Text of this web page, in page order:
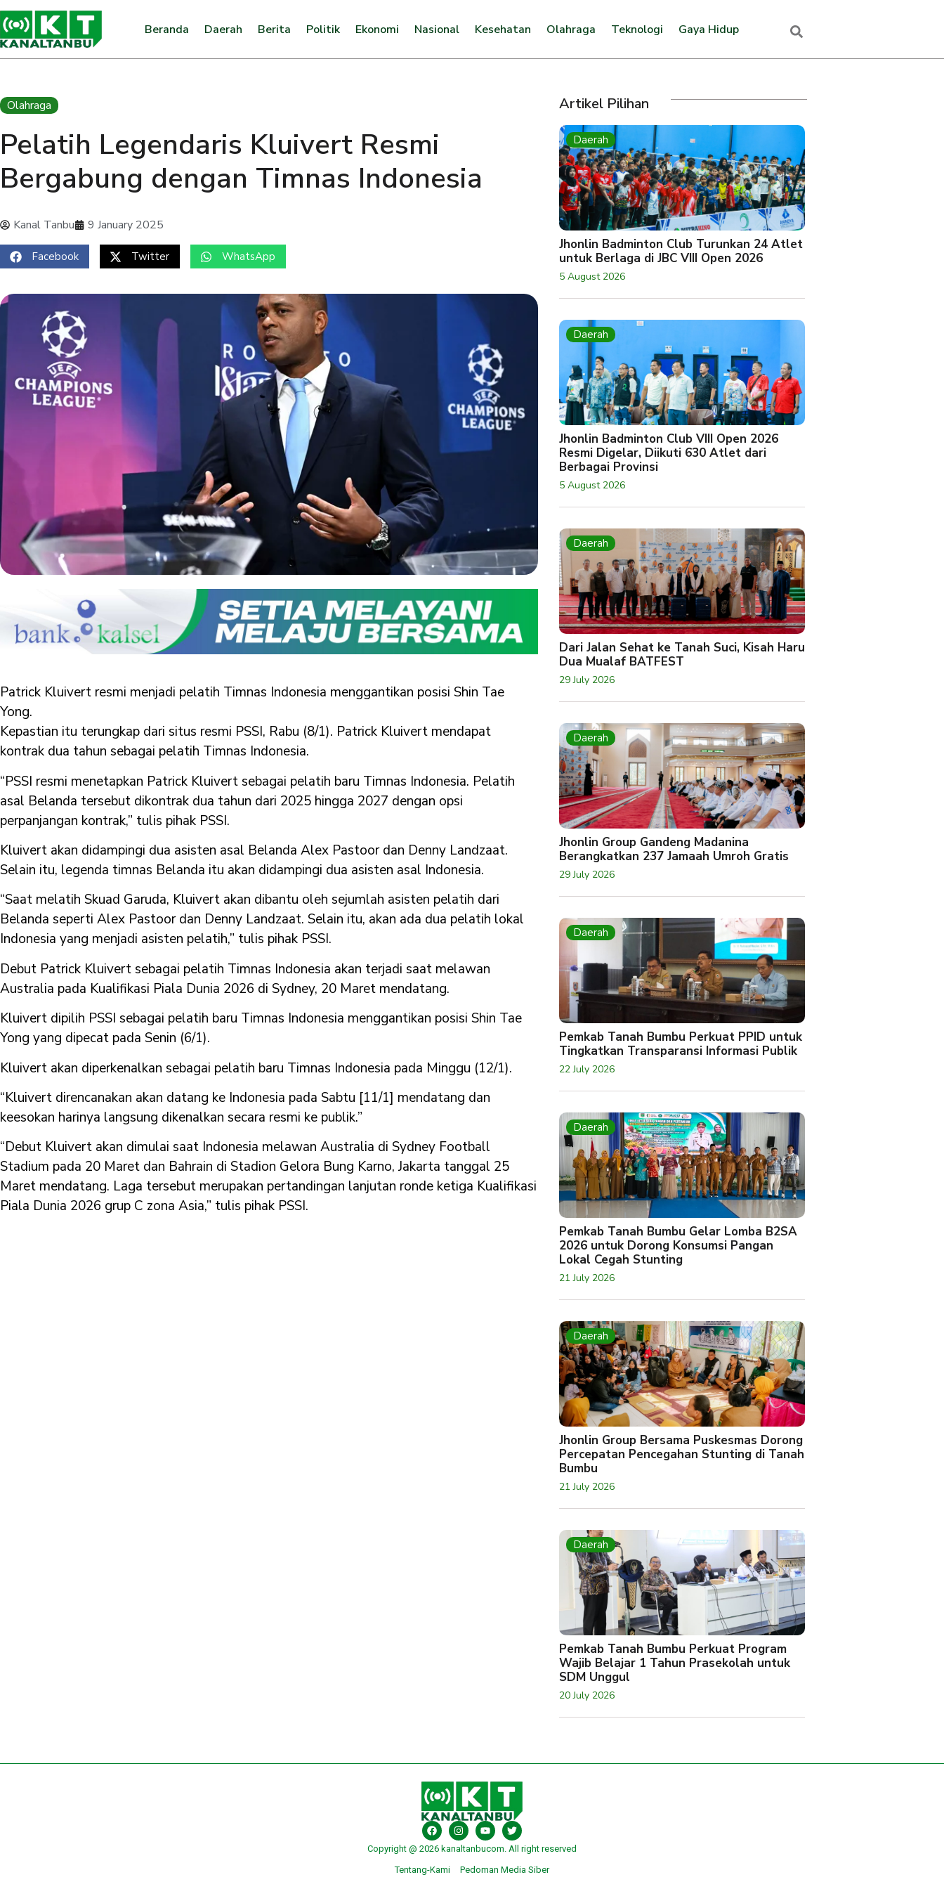
Beranda Daerah Berita Politik Ekonomi Nasional Kesehatan Olahraga Teknologi Gaya Hidup
Olahraga
Pelatih Legendaris Kluivert Resmi
Bergabung dengan Timnas Indonesia
Kanal Tanbu 9 January 2025
Facebook Twitter WhatsApp
Patrick Kluivert resmi menjadi pelatih Timnas Indonesia menggantikan posisi Shin Tae
Yong.
Kepastian itu terungkap dari situs resmi PSSI, Rabu (8/1). Patrick Kluivert mendapat
kontrak dua tahun sebagai pelatih Timnas Indonesia.
“PSSI resmi menetapkan Patrick Kluivert sebagai pelatih baru Timnas Indonesia. Pelatih
asal Belanda tersebut dikontrak dua tahun dari 2025 hingga 2027 dengan opsi
perpanjangan kontrak,” tulis pihak PSSI.
Kluivert akan didampingi dua asisten asal Belanda Alex Pastoor dan Denny Landzaat.
Selain itu, legenda timnas Belanda itu akan didampingi dua asisten asal Indonesia.
“Saat melatih Skuad Garuda, Kluivert akan dibantu oleh sejumlah asisten pelatih dari
Belanda seperti Alex Pastoor dan Denny Landzaat. Selain itu, akan ada dua pelatih lokal
Indonesia yang menjadi asisten pelatih,” tulis pihak PSSI.
Debut Patrick Kluivert sebagai pelatih Timnas Indonesia akan terjadi saat melawan
Australia pada Kualifikasi Piala Dunia 2026 di Sydney, 20 Maret mendatang.
Kluivert dipilih PSSI sebagai pelatih baru Timnas Indonesia menggantikan posisi Shin Tae
Yong yang dipecat pada Senin (6/1).
Kluivert akan diperkenalkan sebagai pelatih baru Timnas Indonesia pada Minggu (12/1).
“Kluivert direncanakan akan datang ke Indonesia pada Sabtu [11/1] mendatang dan
keesokan harinya langsung dikenalkan secara resmi ke publik.”
“Debut Kluivert akan dimulai saat Indonesia melawan Australia di Sydney Football
Stadium pada 20 Maret dan Bahrain di Stadion Gelora Bung Karno, Jakarta tanggal 25
Maret mendatang. Laga tersebut merupakan pertandingan lanjutan ronde ketiga Kualifikasi
Piala Dunia 2026 grup C zona Asia,” tulis pihak PSSI.
Artikel Pilihan
Daerah
Jhonlin Badminton Club Turunkan 24 Atlet
untuk Berlaga di JBC VIII Open 2026
5 August 2026
Daerah
Jhonlin Badminton Club VIII Open 2026
Resmi Digelar, Diikuti 630 Atlet dari
Berbagai Provinsi
5 August 2026
Daerah
Dari Jalan Sehat ke Tanah Suci, Kisah Haru
Dua Mualaf BATFEST
29 July 2026
Daerah
Jhonlin Group Gandeng Madanina
Berangkatkan 237 Jamaah Umroh Gratis
29 July 2026
Daerah
Pemkab Tanah Bumbu Perkuat PPID untuk
Tingkatkan Transparansi Informasi Publik
22 July 2026
Daerah
Pemkab Tanah Bumbu Gelar Lomba B2SA
2026 untuk Dorong Konsumsi Pangan
Lokal Cegah Stunting
21 July 2026
Daerah
Jhonlin Group Bersama Puskesmas Dorong
Percepatan Pencegahan Stunting di Tanah
Bumbu
21 July 2026
Daerah
Pemkab Tanah Bumbu Perkuat Program
Wajib Belajar 1 Tahun Prasekolah untuk
SDM Unggul
20 July 2026
Copyright @ 2026 kanaltanbucom. All right reserved
Tentang-Kami
Pedoman Media Siber